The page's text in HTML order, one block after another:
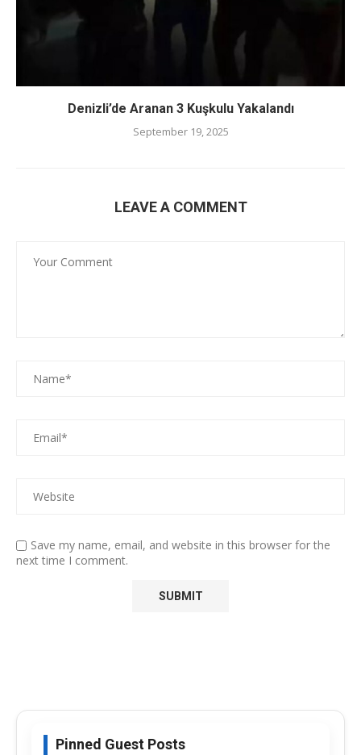
Denizli’de Aranan 3 Kuşkulu Yakalandı
September 19, 2025
LEAVE A COMMENT
Save my name, email, and website in this browser for the
next time I comment.
Pinned Guest Posts